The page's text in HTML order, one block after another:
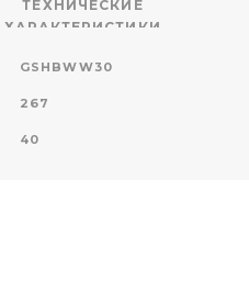
ТЕХНИЧЕСКИЕ
ХАРАКТЕРИСТИКИ
GSHBWW30
267
40